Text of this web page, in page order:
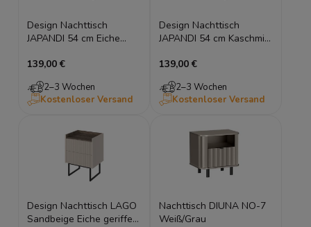
Design Nachttisch
JAPANDI 54 cm Eiche
Nachtschrank Holzfüße
139,00 €
2–3 Wochen
Kostenloser Versand
Design Nachttisch
JAPANDI 54 cm Kaschmir
Holzfüße
139,00 €
2–3 Wochen
Kostenloser Versand
Design Nachttisch LAGO
Sandbeige Eiche geriffelt
Nachttisch DIUNA NO-7
Weiß/Grau